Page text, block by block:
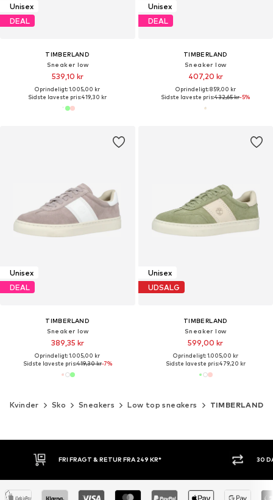
Unisex
DEAL
TIMBERLAND
Sneaker low
539,10 kr
Oprindeligt: 1.005,00 kr
Sidste laveste pris:419,30 kr
Unisex
DEAL
TIMBERLAND
Sneaker low
407,20 kr
Oprindeligt: 859,00 kr
Sidste laveste pris:432,65 kr-5%
Unisex
DEAL
TIMBERLAND
Sneaker low
389,35 kr
Oprindeligt: 1.005,00 kr
Sidste laveste pris:419,30 kr-7%
Unisex
UDSALG
TIMBERLAND
Sneaker low
599,00 kr
Oprindeligt: 1.005,00 kr
Sidste laveste pris:479,20 kr
Kvinder Sko Sneakers Low top sneakers TIMBERLAND
FRI FRAGT & RETUR FRA 249 KR* 30